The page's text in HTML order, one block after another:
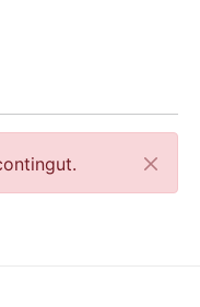
Tanca